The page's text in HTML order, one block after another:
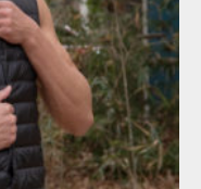
マッチョ) 上腕三頭筋